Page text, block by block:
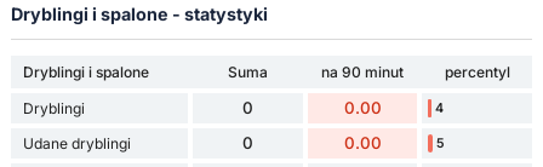
Dryblingi i spalone - statystyki
Dryblingi i spalone Suma na 90 minut
percentyl
Dryblingi
0 0.00 4
Udane dryblingi 0 0.00 5